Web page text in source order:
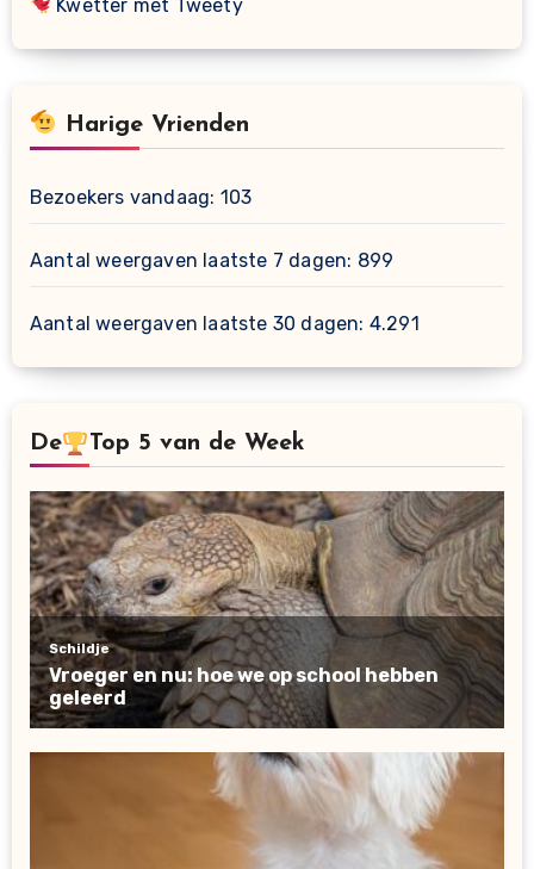
Kwetter met Tweety
Harige Vrienden
Bezoekers vandaag: 103
Aantal weergaven laatste 7 dagen: 899
Aantal weergaven laatste 30 dagen: 4.291
De Top 5 van de Week